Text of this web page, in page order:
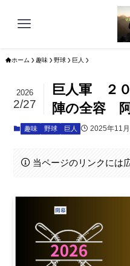
ホーム 趣味 野球 巨人
巨人軍 ２
陣の全容
2026
2/27
趣味 野球 巨人 2025年11
当ページのリンクには